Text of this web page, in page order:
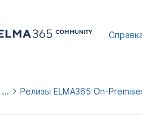
...
Список изменений версий
Релизы ELMA365 On-